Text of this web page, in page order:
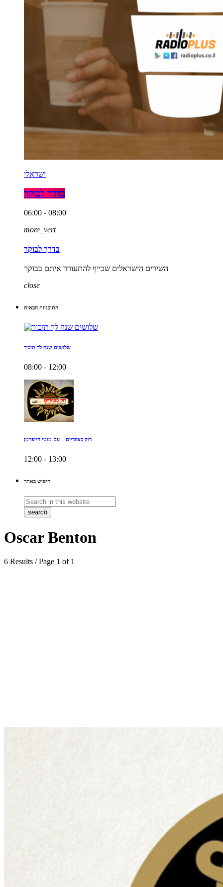
ישראלי
בדרך לבוקר
06:00 - 08:00
more_vert
בדרך לבוקר
השירים הישראלים שכייף להתעורר איתם בבוקר
close
התוכניות הבאות
שלושים שנה לך תזכור
08:00 - 12:00
רוק בצהריים – עם מוטי הייפרמן
12:00 - 13:00
חיפוש באתר
search
Oscar Benton
6 Results / Page 1 of 1